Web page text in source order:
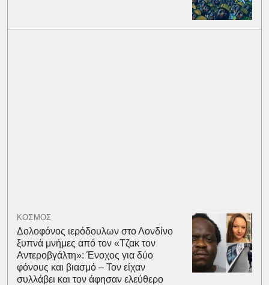
ΚΟΣΜΟΣ
Δολοφόνος ιερόδουλων στο Λονδίνο
ξυπνά μνήμες από τον «Τζακ τον
Αντεροβγάλτη»: Ένοχος για δύο
φόνους και βιασμό – Τον είχαν
συλλάβει και τον άφησαν ελεύθερο